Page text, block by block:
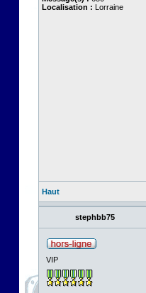
Localisation : Lorraine
Haut
stephbb75
VIP